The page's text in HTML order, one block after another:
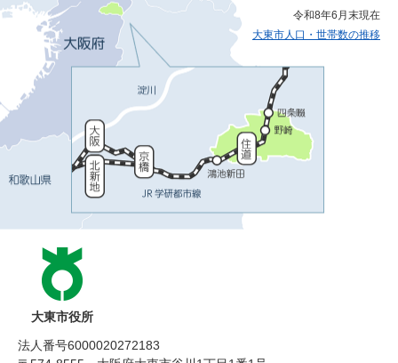
令和8年6月末現在
大東市人口・世帯数の推移
大東市役所
法人番号6000020272183